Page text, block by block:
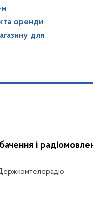
оренди
для
і